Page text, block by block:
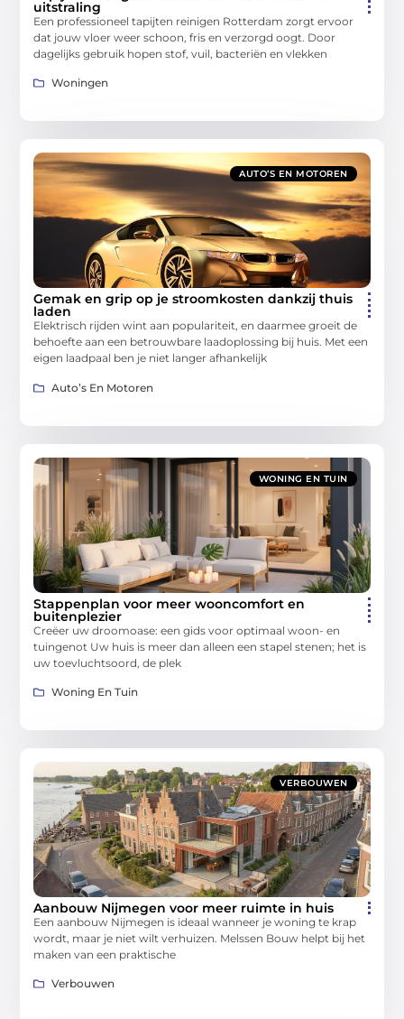
uitstraling
Een professioneel tapijten reinigen Rotterdam zorgt ervoor
dat jouw vloer weer schoon, fris en verzorgd oogt. Door
dagelijks gebruik hopen stof, vuil, bacteriën en vlekken
Woningen
AUTO’S EN MOTOREN
Gemak en grip op je stroomkosten dankzij thuis
laden
Elektrisch rijden wint aan populariteit, en daarmee groeit de
behoefte aan een betrouwbare laadoplossing bij huis. Met een
eigen laadpaal ben je niet langer afhankelijk
Auto’s En Motoren
WONING EN TUIN
Stappenplan voor meer wooncomfort en
buitenplezier
Creëer uw droomoase: een gids voor optimaal woon- en
tuingenot Uw huis is meer dan alleen een stapel stenen; het is
uw toevluchtsoord, de plek
Woning En Tuin
VERBOUWEN
Aanbouw Nijmegen voor meer ruimte in huis
Een aanbouw Nijmegen is ideaal wanneer je woning te krap
wordt, maar je niet wilt verhuizen. Melssen Bouw helpt bij het
maken van een praktische
Verbouwen